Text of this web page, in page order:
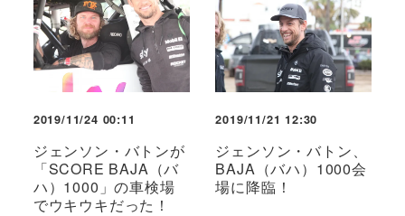
2019/11/24 00:11
ジェンソン・バトンが
「SCORE BAJA（バ
ハ）1000」の車検場
でウキウキだった！
2019/11/21 12:30
ジェンソン・バトン、
BAJA（バハ）1000会
場に降臨！